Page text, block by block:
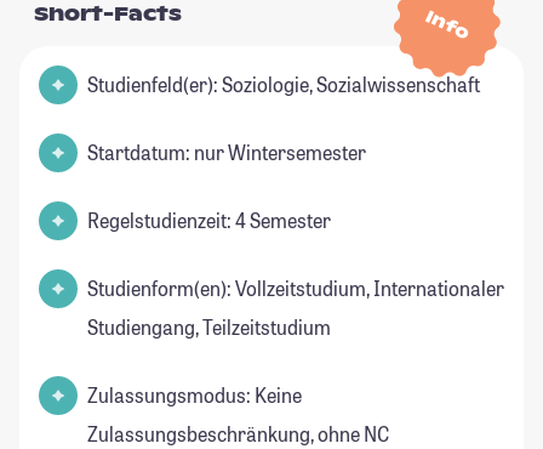
Info
Short-Facts
Studienfeld(er): Soziologie, Sozialwissenschaft
Startdatum: nur Wintersemester
Regelstudienzeit: 4 Semester
Studienform(en): Vollzeitstudium, Internationaler
Studiengang, Teilzeitstudium
Zulassungsmodus: Keine
Zulassungsbeschränkung, ohne NC